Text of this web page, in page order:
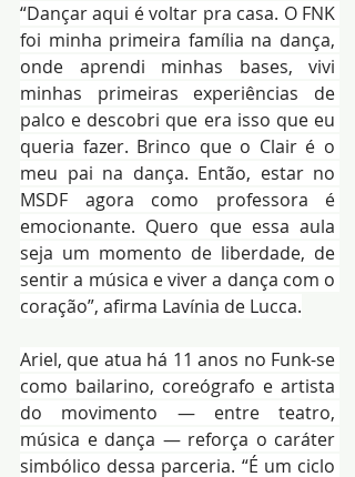
“Dançar aqui é voltar pra casa. O FNK
foi minha primeira família na dança,
onde aprendi minhas bases, vivi
minhas primeiras experiências de
palco e descobri que era isso que eu
queria fazer. Brinco que o Clair é o
meu pai na dança. Então, estar no
MSDF agora como professora é
emocionante. Quero que essa aula
seja um momento de liberdade, de
sentir a música e viver a dança com o
coração”, afirma Lavínia de Lucca.
Ariel, que atua há 11 anos no Funk-se
como bailarino, coreógrafo e artista
do movimento — entre teatro,
música e dança — reforça o caráter
simbólico dessa parceria. “É um ciclo